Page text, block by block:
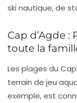
ski nautique, de
Cap d’Agde
toute la
Les plages du Cap
terrain de jeu
exemple, est